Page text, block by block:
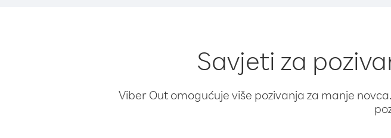
Savjeti za
Viber Out omogućuje više pozivanja za manje